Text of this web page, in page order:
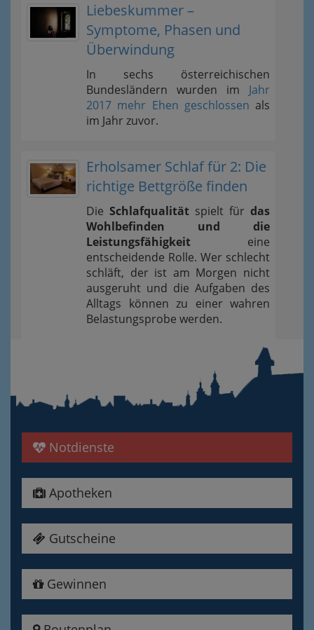
Liebeskummer –
Symptome, Phasen und
Überwindung
In sechs österreichischen
Bundesländern wurden im Jahr
2017 mehr Ehen geschlossen als
im Jahr zuvor.
Erholsamer Schlaf für 2: Die
richtige Bettgröße finden
Die Schlafqualität spielt für das
Wohlbefinden und die
Leistungsfähigkeit eine
entscheidende Rolle. Wer schlecht
schläft, der ist am Morgen nicht
ausgeruht und die Aufgaben des
Alltags können zu einer wahren
Belastungsprobe werden.
Notdienste
Apotheken
Gutscheine
Gewinnen